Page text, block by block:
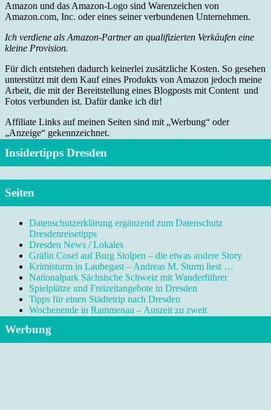
Amazon und das Amazon-Logo sind Warenzeichen von
Amazon.com, Inc. oder eines seiner verbundenen Unternehmen.
Ich verdiene als Amazon-Partner an qualifizierten Verkäufen eine
kleine Provision.
Für dich entstehen dadurch keinerlei zusätzliche Kosten. So gesehen
unterstützt mit dem Kauf eines Produkts von Amazon jedoch meine
Arbeit, die mit der Bereitstellung eines Blogposts mit Content und
Fotos verbunden ist. Dafür danke ich dir!
Affiliate Links auf meinen Seiten sind mit „Werbung“ oder
„Anzeige“ gekennzeichnet.
Insidertipps Dresden
Seiten
Datenschutzerklärung ergänzend zum Datenschutz
Dresdenreisetipps
Dresden News / Lokales
Gräfin Cosel auf Burg Stolpen – die etwas andere Story
Krimisturm in Laubegast – Andreas M. Sturm liest …
Nationalpark Sächsische Schweiz mit Wanderführer
Spielplätze und Freizeitangebote in Dresden
Tipps für einen Städtetrip nach Dresden
Wochenende in Rammenau – Auszeit zu zweit
Werbung